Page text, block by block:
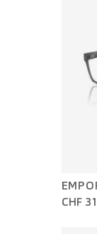
CHF